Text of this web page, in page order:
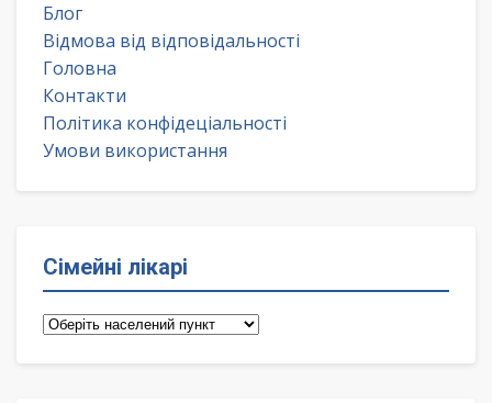
Блог
Відмова від відповідальності
Головна
Контакти
Політика конфідеціальності
Умови використання
Сімейні лікарі
Сімейні